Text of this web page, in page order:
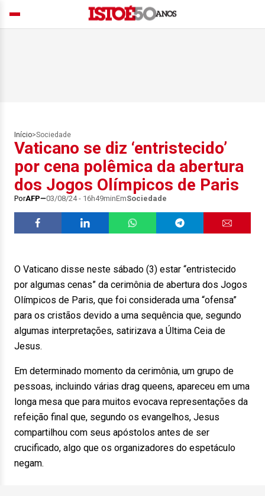
Início>Sociedade
Vaticano se diz ‘entristecido’
por cena polêmica da abertura
dos Jogos Olímpicos de Paris
PorAFP 03/08/24 - 16h49minEmSociedade
O Vaticano disse neste sábado (3) estar “entristecido
por algumas cenas” da cerimônia de abertura dos Jogos
Olímpicos de Paris, que foi considerada uma “ofensa”
para os cristãos devido a uma sequência que, segundo
algumas interpretações, satirizava a Última Ceia de
Jesus.
Em determinado momento da cerimônia, um grupo de
pessoas, incluindo várias drag queens, apareceu em uma
longa mesa que para muitos evocava representações da
refeição final que, segundo os evangelhos, Jesus
compartilhou com seus apóstolos antes de ser
crucificado, algo que os organizadores do espetáculo
negam.